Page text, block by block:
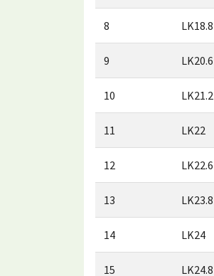
8 LK18.8
9 LK20.6
10 LK21.2
11 LK22
12 LK22.6
13 LK23.8
14 LK24
15 LK24.8